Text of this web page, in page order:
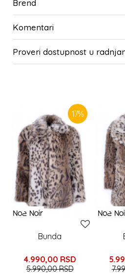
Brend
Komentari
Proveri dostupnost u
17%
Bunda
4.990,00 RSD
5.990,00RSD